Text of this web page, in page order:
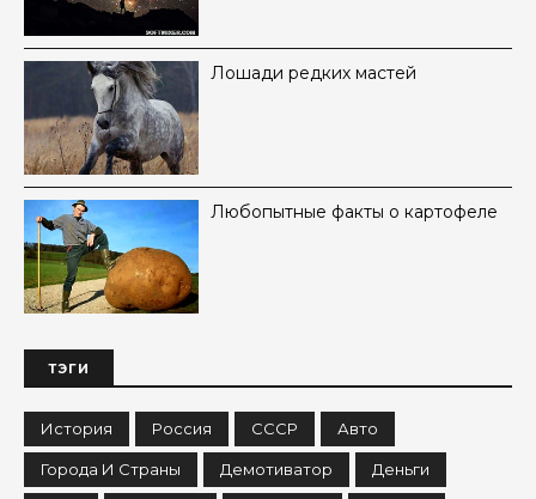
Лошади редких мастей
Любопытные факты о картофеле
ТЭГИ
История Россия СССР Авто
Города И Страны Демотиватор Деньги